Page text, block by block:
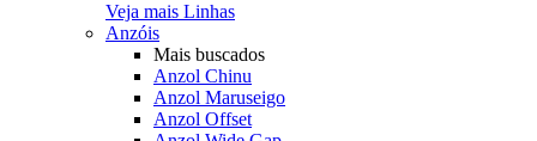
Veja mais Linhas
Anzóis
Mais buscados
Anzol Chinu
Anzol Maruseigo
Anzol Offset